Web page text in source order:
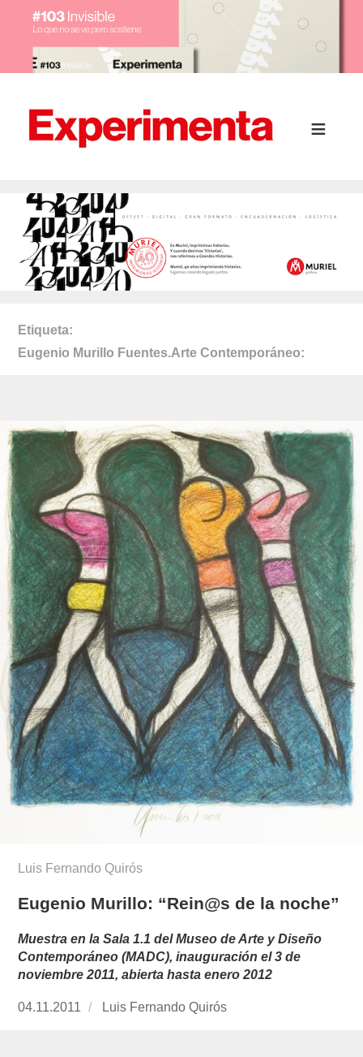
Etiqueta
Eugenio Murillo Fuentes.Arte Contemporáneo
Luis Fernando Quirós
Eugenio Murillo: “Rein@s de la noche”
Muestra en la Sala 1.1 del Museo de Arte y Diseño
Contemporáneo (MADC), inauguración el 3 de
noviembre 2011, abierta hasta enero 2012
Publicado
04.11.2011
https://www.experimenta.es/author/luis-
Luis Fernando Quirós